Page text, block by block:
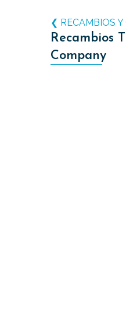
❮ RECAMBIOS
Recambios
Company